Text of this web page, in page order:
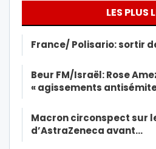
LES PLUS
France/ Polisario: sortir
Beur FM/Israël: Rose
« agissements
Macron circonspect sur
d’AstraZeneca avant…